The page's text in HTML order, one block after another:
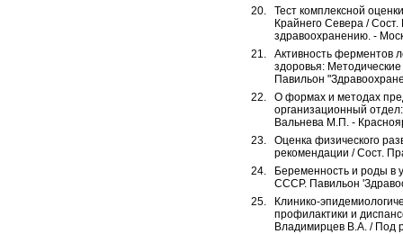
Тест комплексной
Крайнего Севера /
здравоохранению. -
Активность ферментов
здоровья:
Павильон
О формах и методах
организационный
Вальнева М.П. -
Оценка физического
рекомендации / Сост.
Беременность и роды в
СССР. Павильон
Клинико-
профилактики и
Владимирцев В.А. / Под